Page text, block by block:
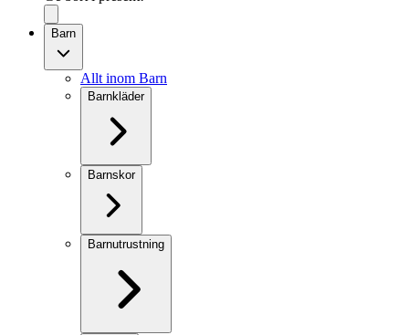
Barn
Allt inom Barn
Barnkläder
Barnskor
Barnutrustning